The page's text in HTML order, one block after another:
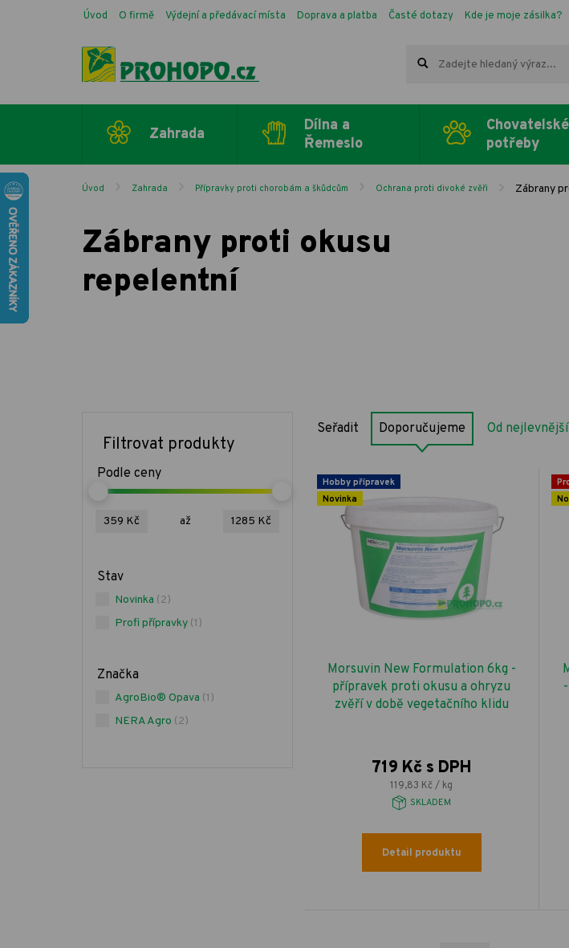
Úvod O firmě Výdejní a předávací místa Doprava a platba Časté dotazy Kde je moje zásilka?
Zahrada
Dílna a
Řemeslo
Chovatelské
potřeby
Úvod Zahrada Přípravky proti chorobám a škůdcům Ochrana proti divoké zvěři Zábrany
Zábrany proti okusu
repelentní
Filtrovat produkty
Podle ceny
359 Kč až 1285 Kč
Stav
Novinka (2)
Profi přípravky (1)
Značka
AgroBio® Opava (1)
NERA Agro (2)
Seřadit Doporučujeme Od
Hobby přípravek
Novinka
Morsuvin New Formulation 6kg -
přípravek proti okusu a ohryzu
zvěří v době vegetačního klidu
719 Kč s DPH
119,83 Kč / kg
SKLADEM
Detail produktu